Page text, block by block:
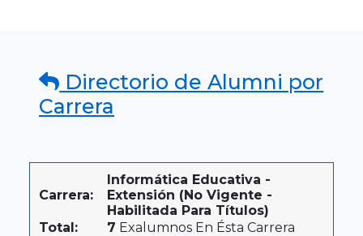
Directorio de Alumni por
Carrera
Carrera:
Informática Educativa -
Extensión (No Vigente -
Habilitada Para Títulos)
Total:
7 Exalumnos En Ésta Carrera